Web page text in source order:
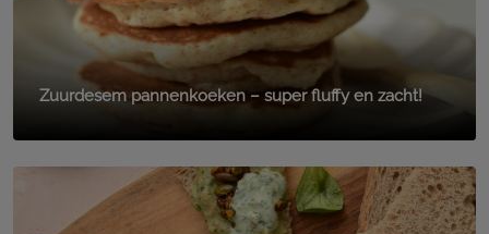
Zuurdesem pannenkoeken – super fluffy en zacht!